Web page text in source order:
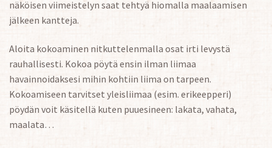
näköisen viimeistelyn saat tehtyä hiomalla maalaamisen
jälkeen kantteja.
Aloita kokoaminen nitkuttelenmalla osat irti levystä
rauhallisesti. Kokoa pöytä ensin ilman liimaa
havainnoidaksesi mihin kohtiin liima on tarpeen.
Kokoamiseen tarvitset yleisliimaa (esim. erikeepperi)
pöydän voit käsitellä kuten puuesineen: lakata, vahata,
maalata…